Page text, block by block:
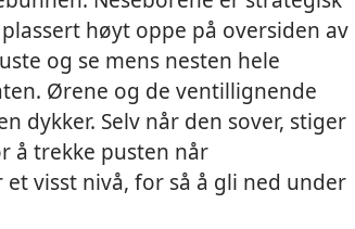
høyt oppe på oversiden av
og se mens nesten hele
Ørene og de ventillignende
dykker. Selv når den sover, stiger
å trekke pusten når
visst nivå, for så å gli ned under